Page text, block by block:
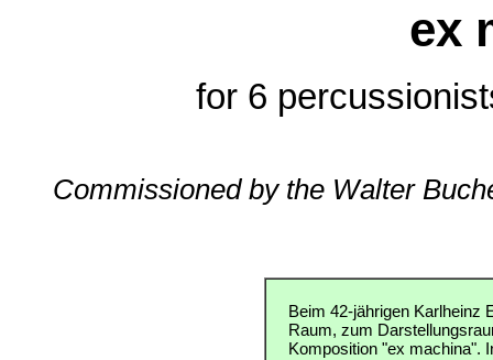
ex
for 6
Commissioned by the Walter
Beim 42-jährigen Karlheinz
Raum, zum
Komposition "ex machina".